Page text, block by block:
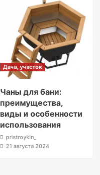
Дача, участок
Чаны для бани:
преимущества,
виды и особенности
использования
pristroykin_
21 августа 2024